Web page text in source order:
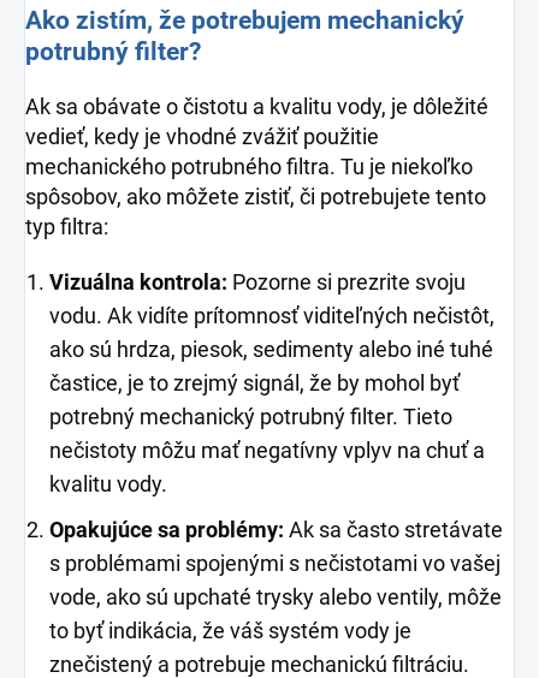
Ako zistím, že potrebujem mechanický
potrubný filter?
Ak sa obávate o čistotu a kvalitu vody, je dôležité
vedieť, kedy je vhodné zvážiť použitie
mechanického potrubného filtra. Tu je niekoľko
spôsobov, ako môžete zistiť, či potrebujete tento
typ filtra:
Vizuálna kontrola: Pozorne si prezrite svoju
vodu. Ak vidíte prítomnosť viditeľných nečistôt,
ako sú hrdza, piesok, sedimenty alebo iné tuhé
častice, je to zrejmý signál, že by mohol byť
potrebný mechanický potrubný filter. Tieto
nečistoty môžu mať negatívny vplyv na chuť a
kvalitu vody.
Opakujúce sa problémy: Ak sa často stretávate
s problémami spojenými s nečistotami vo vašej
vode, ako sú upchaté trysky alebo ventily, môže
to byť indikácia, že váš systém vody je
znečistený a potrebuje mechanickú filtráciu.